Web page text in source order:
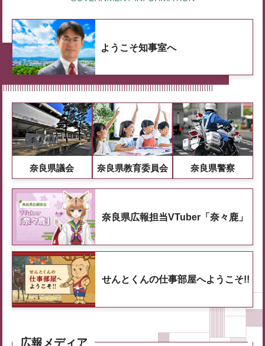
ようこそ知事室へ
奈良県議会 奈良県教育委員会 奈良県警察
奈良県広報担当VTuber「奈々鹿」
せんとくんの仕事部屋へようこそ!!
広報メディア